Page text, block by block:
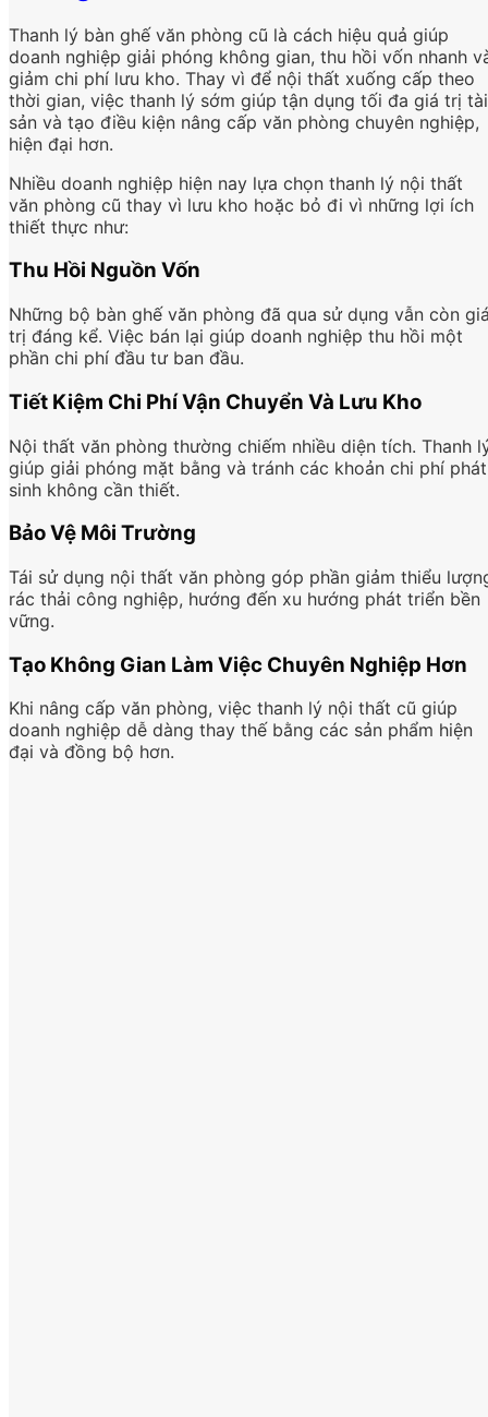
Thanh lý bàn ghế văn phòng cũ là cách hiệu quả giúp
doanh nghiệp giải phóng không gian, thu hồi vốn nhanh
giảm chi phí lưu kho. Thay vì để nội thất xuống cấp theo
thời gian, việc thanh lý sớm giúp tận dụng tối đa giá trị tài
sản và tạo điều kiện nâng cấp văn phòng chuyên nghiệp,
hiện đại hơn.
Nhiều doanh nghiệp hiện nay lựa chọn thanh lý nội thất
văn phòng cũ thay vì lưu kho hoặc bỏ đi vì những lợi ích
thiết thực như:
Thu Hồi Nguồn Vốn
Những bộ bàn ghế văn phòng đã qua sử dụng vẫn còn
trị đáng kể. Việc bán lại giúp doanh nghiệp thu hồi một
phần chi phí đầu tư ban đầu.
Tiết Kiệm Chi Phí Vận Chuyển Và Lưu Kho
Nội thất văn phòng thường chiếm nhiều diện tích. Thanh
giúp giải phóng mặt bằng và tránh các khoản chi phí phát
sinh không cần thiết.
Bảo Vệ Môi Trường
Tái sử dụng nội thất văn phòng góp phần giảm thiểu
rác thải công nghiệp, hướng đến xu hướng phát triển bền
vững.
Tạo Không Gian Làm Việc Chuyên Nghiệp Hơn
Khi nâng cấp văn phòng, việc thanh lý nội thất cũ giúp
doanh nghiệp dễ dàng thay thế bằng các sản phẩm hiện
đại và đồng bộ hơn.